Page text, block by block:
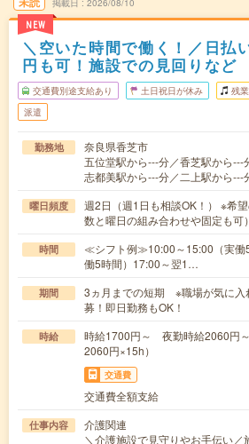
NEW
掲載日 2026/08/10
＼空いた時間で働く！／日払
円も可！施設での見回りなど
交通費別途支給あり 土日祝日が休み 残業
派遣
勤務地
奈良県香芝市
五位堂駅から---分／香芝駅から---
志都美駅から---分／二上駅から---
曜日頻度
週2日（週1日も相談OK！） ※希
数と曜日の組み合わせや固定も可）
時間
≪シフト例≫10:00～15:00（実働
働5時間）17:00～翌1…
期間
3ヵ月までの短期 ※職場が気に
募！即日勤務もOK！
時給
時給1700円～ 夜勤時給2060円
2060円×15h）
交通費
交通費全額支給
仕事内容
介護関連
＼介護施設で見守りやお手伝い